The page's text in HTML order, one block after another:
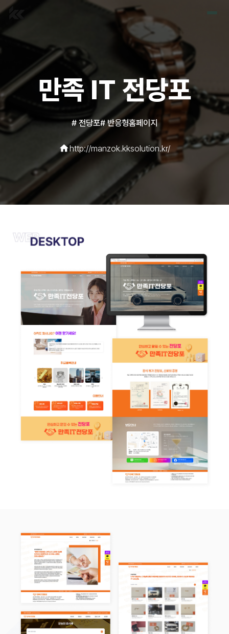
만족 IT 전당포
#전당포#반응형홈페이지
homehttp://manzok.kksolution.kr/
포트폴리오
견적요청